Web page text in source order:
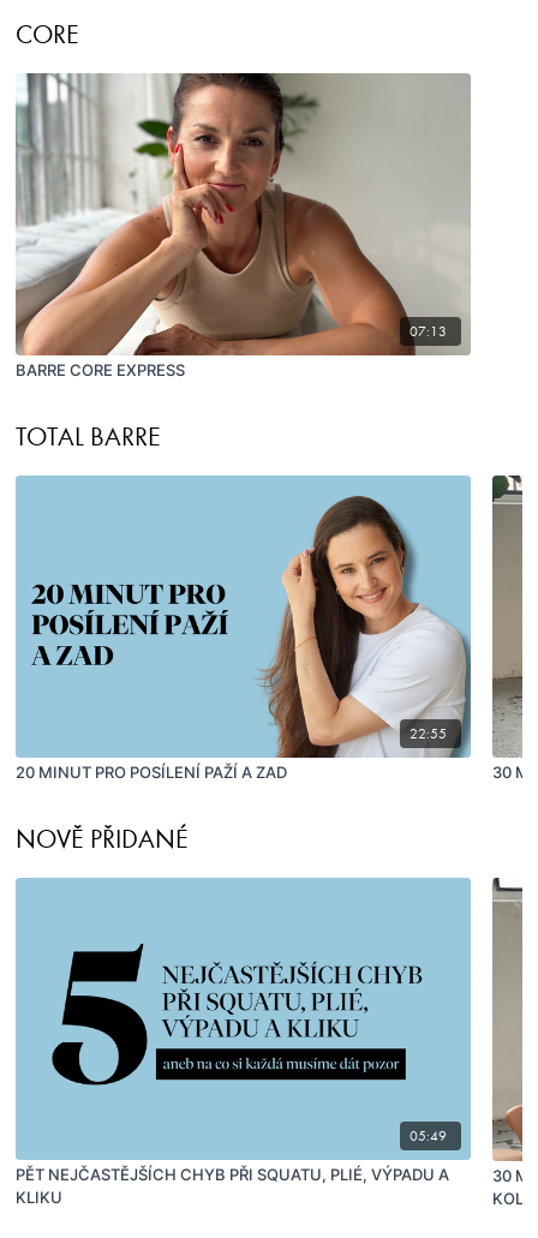
CORE
07:13
BARRE CORE EXPRESS
TOTAL BARRE
22:55
20 MINUT PRO POSÍLENÍ PAŽÍ A ZAD 30
NOVĚ PŘIDANÉ
05:49
PĚT NEJČASTĚJŠÍCH CHYB PŘI SQUATU, PLIÉ, VÝPADU A
KLIKU
30